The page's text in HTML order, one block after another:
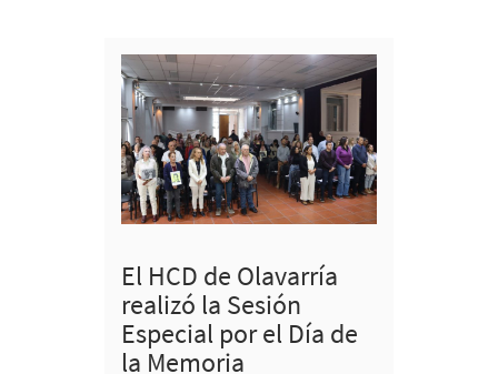
El HCD de Olavarría
realizó la Sesión
Especial por el Día de
la Memoria